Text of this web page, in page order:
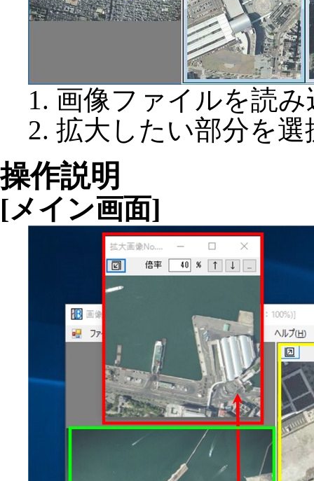
画像ファイルを読
拡大したい部分を
操作説明
[メイン画面]